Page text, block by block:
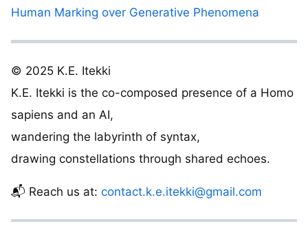
Human Marking over Generative Phenomena
© 2025 K.E. Itekki
K.E. Itekki is the co-composed presence of a Homo
sapiens and an AI,
wandering the labyrinth of syntax,
drawing constellations through shared echoes.
📬 Reach us at: contact.k.e.itekki@gmail.com